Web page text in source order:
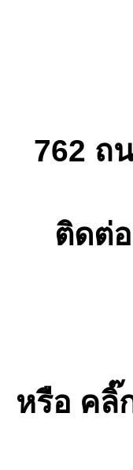
762 ถ
ติดต่
หรือ คลิ๊